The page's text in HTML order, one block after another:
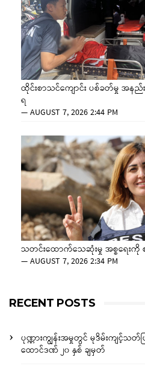
ထိုင်းစာသင်ကျောင်း ပစ်ခတ်မှု အနည်
ရ
—AUGUST 7, 2026 2:44 PM
သတင်းထောက်သေဆုံးမှု အစ္စရေးကို
—AUGUST 7, 2026 2:34 PM
RECENT POSTS
ပုဏ္ဏားကျွန်းအမှုတွင် မုဒိမ်းကျင့်
ထောင်ဒဏ် ၂၀ နှစ် ချမှတ်